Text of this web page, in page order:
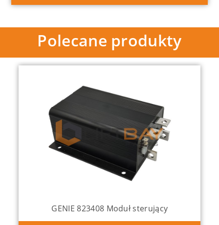
Polecane produkty
GENIE 823408 Moduł sterujący